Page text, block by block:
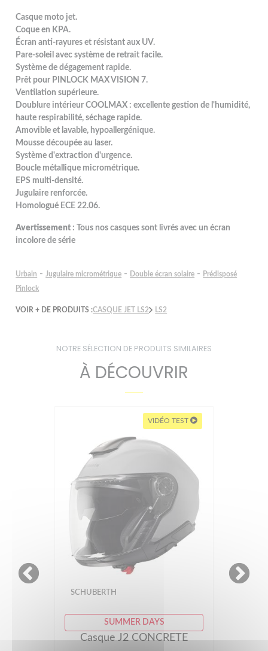
Casque moto jet.
Coque en KPA.
Écran anti-rayures et résistant aux UV.
Pare-soleil avec système de retrait facile.
Système de dégagement rapide.
Prêt pour PINLOCK MAX VISION 7.
Ventilation supérieure.
Doublure intérieur COOLMAX : excellente gestion de l'humidité,
haute respirabilité, séchage rapide.
Amovible et lavable, hypoallergénique.
Mousse découpée au laser.
Système d'extraction d'urgence.
Boucle métallique micrométrique.
EPS multi-densité.
Jugulaire renforcée.
Homologué ECE 22.06.
Avertissement : Tous nos casques sont livrés avec un écran
incolore de série
Urbain - Jugulaire micrométrique - Double écran solaire - Prédisposé
Pinlock
VOIR + DE PRODUITS :CASQUE JET LS2 LS2
NOTRE SÉLECTION DE PRODUITS SIMILAIRES
À DÉCOUVRIR
VIDÉO TEST
SCHUBERTH
SUMMER DAYS
Casque J2 CONCRETE